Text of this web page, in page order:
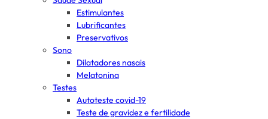
Estimulantes
Lubrificantes
Preservativos
Sono
Dilatadores nasais
Melatonina
Testes
Autoteste covid-19
Teste de gravidez e fertilidade